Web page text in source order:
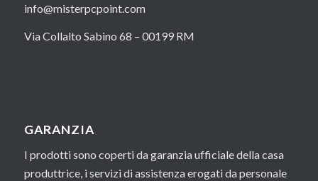
info@misterpcpoint.com
Via Collalto Sabino 68 – 00199 RM
GARANZIA
I prodotti sono coperti da garanzia ufficiale della casa
produttrice, i servizi di assistenza erogati da personale